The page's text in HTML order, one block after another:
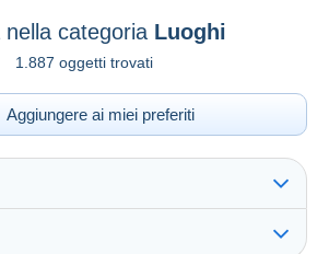
nella categoria Luoghi
1.887 oggetti trovati
Aggiungere ai miei preferiti